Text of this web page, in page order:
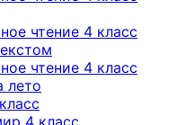
чтение 4 класс
чтение 4 класс
лето
4 класс